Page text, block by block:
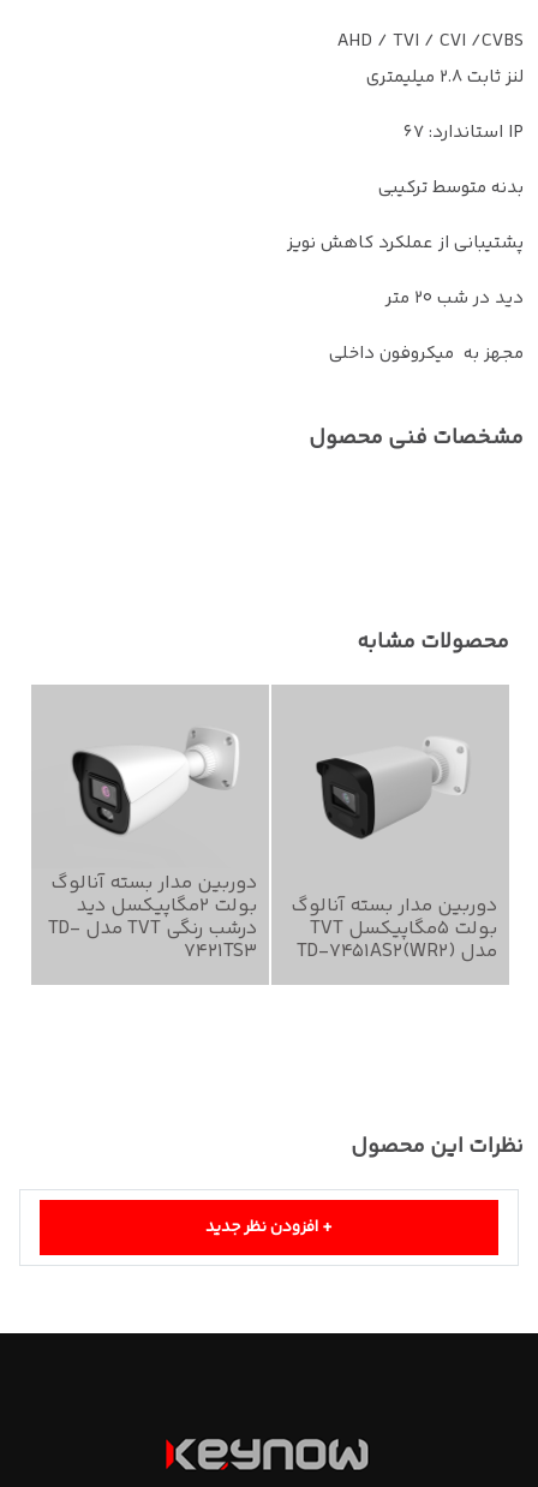
AHD / TVI / CVI /CVBS
لنز ثابت 2.8 میلیمتری
IP استاندارد: 67
بدنه متوسط ترکیبی
پشتیبانی از عملکرد کاهش نویز
دید در شب 20 متر
مجهز به میکروفون داخلی
مشخصات فنی محصول
محصولات مشابه
دوربین مدار بسته آنالوگ
بولت 5مگاپیکسل TVT
مدل TD-7451AS2(WR2)
دوربین مدار بسته آنالوگ
بولت 2مگاپیکسل دید
درشب رنگی TVT مدل TD-
7421TS3
نظرات این محصول
+افزودن نظر جدید